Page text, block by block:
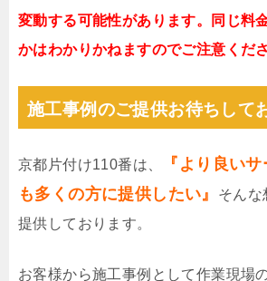
変動する可能性があります。同じ料
かはわかりかねますのでご注意くださ
施工事例のご提供お待ちして
京都片付け110番は、
『より良い
も多くの方に提供したい』
そんな
提供しております。
お客様から施工事例として作業現場